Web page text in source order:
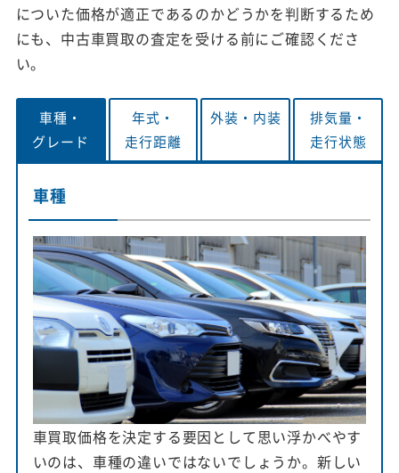
についた価格が適正であるのかどうかを判断するため
にも、中古車買取の査定を受ける前にご確認くださ
い。
車種・
グレード
年式・
走行距離
外装・ 内装
排気量・
走行状態
車種
車買取価格を決定する要因として思い浮かべやす
いのは、車種の違いではないでしょうか。新しい